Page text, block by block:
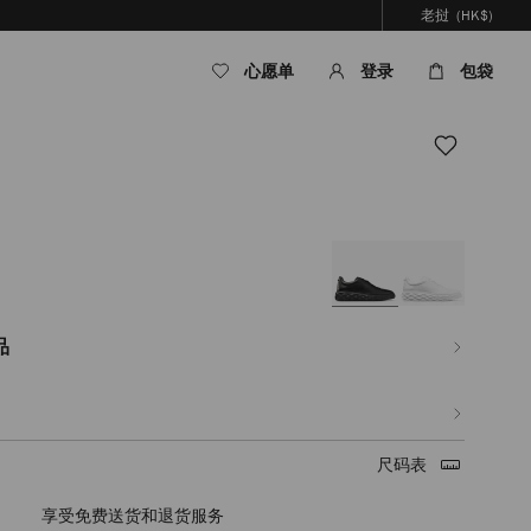
老挝 (HK$)
心愿单 登录 包袋
尺码表
享受免费送货和退货服务